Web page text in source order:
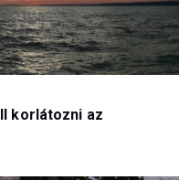
korlátozni az